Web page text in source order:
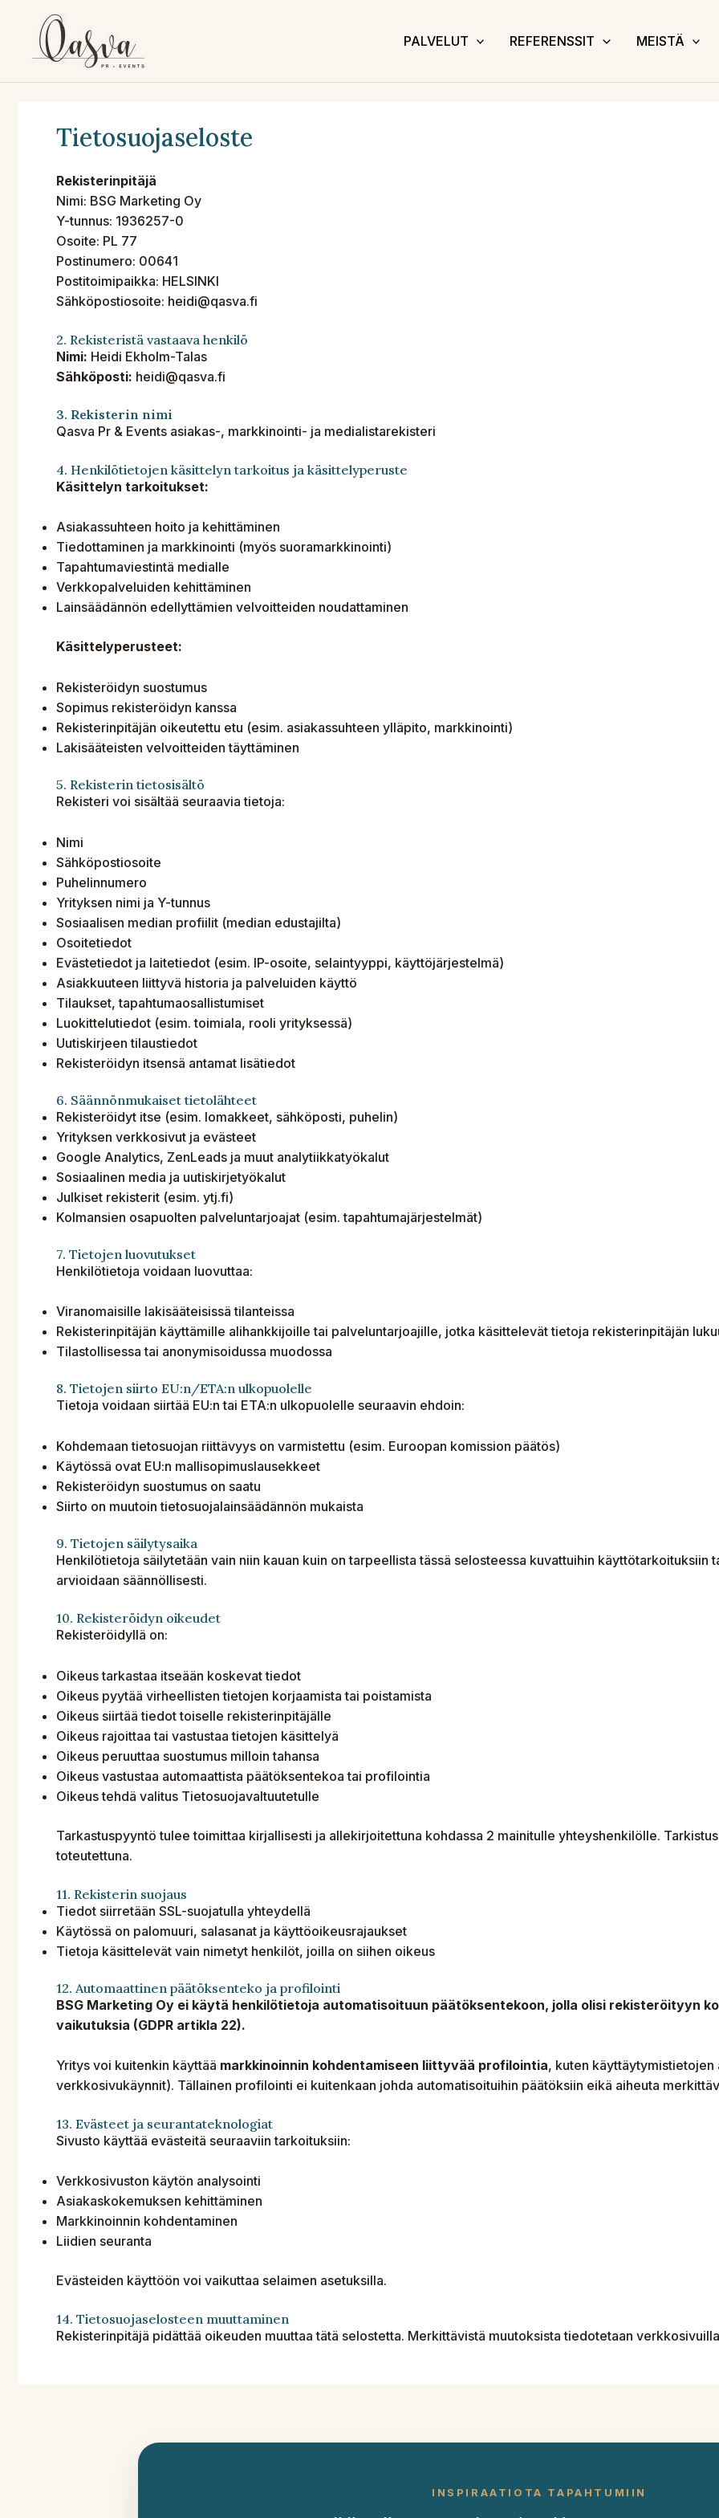
sisältöön
PALVELUT REFERENSSIT MEISTÄ
Tietosuojaseloste
Rekisterinpitäjä
Nimi: BSG Marketing Oy
Y-tunnus: 1936257-0
Osoite: PL 77
Postinumero: 00641
Postitoimipaikka: HELSINKI
Sähköpostiosoite: heidi@qasva.fi
2. Rekisteristä vastaava henkilö
Nimi: Heidi Ekholm-Talas
Sähköposti: heidi@qasva.fi
3. Rekisterin nimi
Qasva Pr & Events asiakas-, markkinointi- ja medialistarekisteri
4. Henkilötietojen käsittelyn tarkoitus ja käsittelyperuste
Käsittelyn tarkoitukset:
Asiakassuhteen hoito ja kehittäminen
Tiedottaminen ja markkinointi (myös suoramarkkinointi)
Tapahtumaviestintä medialle
Verkkopalveluiden kehittäminen
Lainsäädännön edellyttämien velvoitteiden noudattaminen
Käsittelyperusteet:
Rekisteröidyn suostumus
Sopimus rekisteröidyn kanssa
Rekisterinpitäjän oikeutettu etu (esim. asiakassuhteen ylläpito, markkinointi)
Lakisääteisten velvoitteiden täyttäminen
5. Rekisterin tietosisältö
Rekisteri voi sisältää seuraavia tietoja:
Nimi
Sähköpostiosoite
Puhelinnumero
Yrityksen nimi ja Y-tunnus
Sosiaalisen median profiilit (median edustajilta)
Osoitetiedot
Evästetiedot ja laitetiedot (esim. IP-osoite, selaintyyppi, käyttöjärjestelmä)
Asiakkuuteen liittyvä historia ja palveluiden käyttö
Tilaukset, tapahtumaosallistumiset
Luokittelutiedot (esim. toimiala, rooli yrityksessä)
Uutiskirjeen tilaustiedot
Rekisteröidyn itsensä antamat lisätiedot
6. Säännönmukaiset tietolähteet
Rekisteröidyt itse (esim. lomakkeet, sähköposti, puhelin)
Yrityksen verkkosivut ja evästeet
Google Analytics, ZenLeads ja muut analytiikkatyökalut
Sosiaalinen media ja uutiskirjetyökalut
Julkiset rekisterit (esim. ytj.fi)
Kolmansien osapuolten palveluntarjoajat (esim. tapahtumajärjestelmät)
7. Tietojen luovutukset
Henkilötietoja voidaan luovuttaa:
Viranomaisille lakisääteisissä tilanteissa
Rekisterinpitäjän käyttämille alihankkijoille tai palveluntarjoajille, jotka käsittelevät tietoja rekisterinpitäjän
Tilastollisessa tai anonymisoidussa muodossa
8. Tietojen siirto EU:n/ETA:n ulkopuolelle
Tietoja voidaan siirtää EU:n tai ETA:n ulkopuolelle seuraavin ehdoin:
Kohdemaan tietosuojan riittävyys on varmistettu (esim. Euroopan komission päätös)
Käytössä ovat EU:n mallisopimuslausekkeet
Rekisteröidyn suostumus on saatu
Siirto on muutoin tietosuojalainsäädännön mukaista
9. Tietojen säilytysaika
Henkilötietoja säilytetään vain niin kauan kuin on tarpeellista tässä selosteessa kuvattuihin käyttötarkoituksiin
arvioidaan säännöllisesti.
10. Rekisteröidyn oikeudet
Rekisteröidyllä on:
Oikeus tarkastaa itseään koskevat tiedot
Oikeus pyytää virheellisten tietojen korjaamista tai poistamista
Oikeus siirtää tiedot toiselle rekisterinpitäjälle
Oikeus rajoittaa tai vastustaa tietojen käsittelyä
Oikeus peruuttaa suostumus milloin tahansa
Oikeus vastustaa automaattista päätöksentekoa tai profilointia
Oikeus tehdä valitus Tietosuojavaltuutetulle
Tarkastuspyyntö tulee toimittaa kirjallisesti ja allekirjoitettuna kohdassa 2 mainitulle yhteyshenkilölle.
toteutettuna.
11. Rekisterin suojaus
Tiedot siirretään SSL-suojatulla yhteydellä
Käytössä on palomuuri, salasanat ja käyttöoikeusrajaukset
Tietoja käsittelevät vain nimetyt henkilöt, joilla on siihen oikeus
12. Automaattinen päätöksenteko ja profilointi
BSG Marketing Oy ei käytä henkilötietoja automatisoituun päätöksentekoon, jolla olisi rekisteröityyn
vaikutuksia (GDPR artikla 22).
Yritys voi kuitenkin käyttää markkinoinnin kohdentamiseen liittyvää profilointia, kuten käyttäytymistietojen
verkkosivukäynnit). Tällainen profilointi ei kuitenkaan johda automatisoituihin päätöksiin eikä aiheuta
13. Evästeet ja seurantateknologiat
Sivusto käyttää evästeitä seuraaviin tarkoituksiin:
Verkkosivuston käytön analysointi
Asiakaskokemuksen kehittäminen
Markkinoinnin kohdentaminen
Liidien seuranta
Evästeiden käyttöön voi vaikuttaa selaimen asetuksilla.
14. Tietosuojaselosteen muuttaminen
Rekisterinpitäjä pidättää oikeuden muuttaa tätä selostetta. Merkittävistä muutoksista tiedotetaan
INSPIRAATIOTA TAPAHTUMIIN